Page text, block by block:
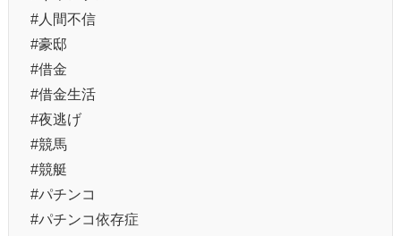
#人間不信
#豪邸
#借金
#借金生活
#夜逃げ
#競馬
#競艇
#パチンコ
#パチンコ依存症